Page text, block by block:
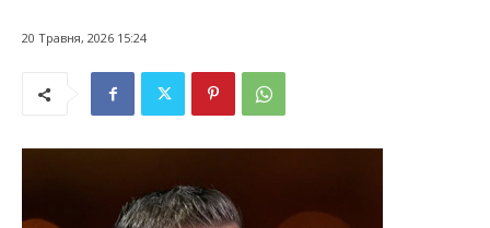
20 Травня, 2026 15:24